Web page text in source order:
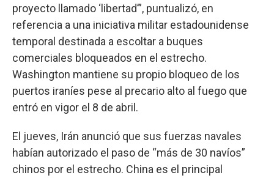
proyecto llamado ‘libertad’”, puntualizó, en
referencia a una iniciativa militar estadounidense
temporal destinada a escoltar a buques
comerciales bloqueados en el estrecho.
Washington mantiene su propio bloqueo de los
puertos iraníes pese al precario alto al fuego que
entró en vigor el 8 de abril.
El jueves, Irán anunció que sus fuerzas navales
habían autorizado el paso de “más de 30 navíos”
chinos por el estrecho. China es el principal